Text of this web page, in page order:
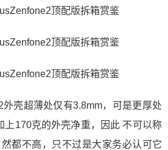
壳超薄处仅有3.8mm，可是更厚处
上170克的外壳净重，因此 不可以称
都不高，只不过是大家务必认可它